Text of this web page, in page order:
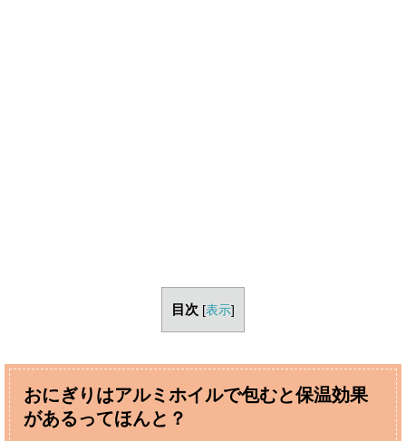
目次 [表示]
おにぎりはアルミホイルで包むと保温効果
があるってほんと？